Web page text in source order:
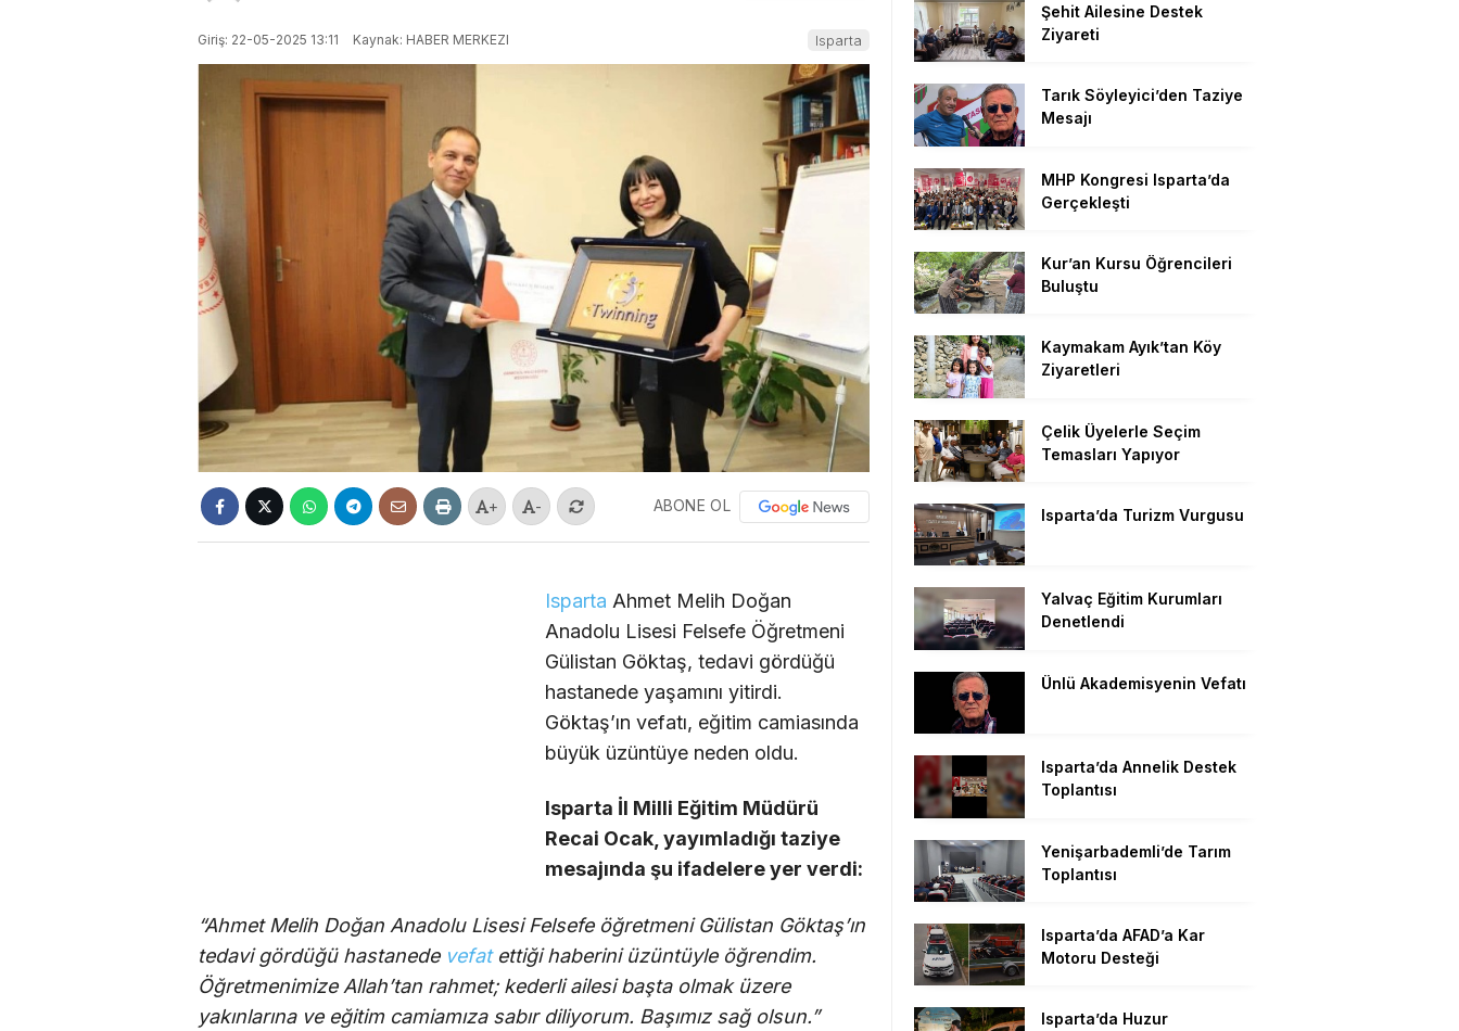
Giriş: 22-05-2025 13:11 Kaynak: HABER MERKEZI Isparta
+ - ABONE OL
Isparta Ahmet Melih Doğan
Anadolu Lisesi Felsefe Öğretmeni
Gülistan Göktaş, tedavi gördüğü
hastanede yaşamını yitirdi.
Göktaş’ın vefatı, eğitim camiasında
büyük üzüntüye neden oldu.
Isparta İl Milli Eğitim Müdürü
Recai Ocak, yayımladığı taziye
mesajında şu ifadelere yer verdi:
“Ahmet Melih Doğan Anadolu Lisesi Felsefe öğretmeni Gülistan Göktaş’ın
tedavi gördüğü hastanede vefatettiği haberini üzüntüyle öğrendim.
Öğretmenimize Allah’tan rahmet; kederli ailesi başta olmak üzere
yakınlarına ve eğitim camiamıza sabır diliyorum. Başımız sağ olsun.”
Şehit Ailesine Destek
Ziyareti
Tarık Söyleyici’den Taziye
Mesajı
MHP Kongresi Isparta’da
Gerçekleşti
Kur’an Kursu Öğrencileri
Buluştu
Kaymakam Ayık’tan Köy
Ziyaretleri
Çelik Üyelerle Seçim
Temasları Yapıyor
Isparta’da Turizm Vurgusu
Yalvaç Eğitim Kurumları
Denetlendi
Ünlü Akademisyenin Vefatı
Isparta’da Annelik Destek
Toplantısı
Yenişarbademli’de Tarım
Toplantısı
Isparta’da AFAD’a Kar
Motoru Desteği
Isparta’da Huzur